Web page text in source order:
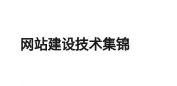
网站建设技术集锦